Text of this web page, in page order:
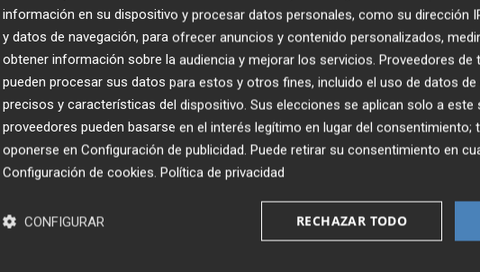
han participado presencialmente el director de investigación
Económicas y catedrático de Fundamentos del Análisis
Pérez; el catedrático de Economía Aplicada de la UV y
Aurelio Martínez, así como el director del Área Financiera y
(Funcas) y catedrático de Economía y Finanzas de la
a la reunión son la catedrática de Fundamentos del
de Alicante y Premio Rey Jaime I de Economía 2017, Carmen
de BBVA Research y catedrático de Fundamentos del Análisis
y el catedrático de Política Económica de la Universitat de
información en su dispositivo y procesar datos personales, como su dirección
y datos de navegación, para ofrecer anuncios y contenido personalizados,
obtener información sobre la audiencia y mejorar los servicios. Proveedores de
pueden procesar sus datos para estos y otros fines, incluido el uso de datos
precisos y características del dispositivo. Sus elecciones se aplican solo a este
proveedores pueden basarse en el interés legítimo en lugar del consentimiento;
oponerse en Configuración de publicidad. Puede retirar su consentimiento en
Configuración de cookies. Política de privacidad
RECHAZAR TODO
CONFIGURAR